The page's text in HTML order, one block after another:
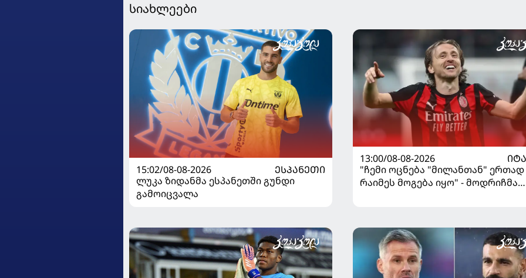
სიახლეები
15:02/08-08-2026
ᲔᲡᲞᲐᲜᲔᲗᲘ
ლუკა ზიდანმა ესპანეთში გუნდი
გამოიცვალა
13:00/08-08-2026
"ჩემი ოცნება "მილანთან" ერთად
რაიმეს მოგება იყო" - მოდრიჩმა